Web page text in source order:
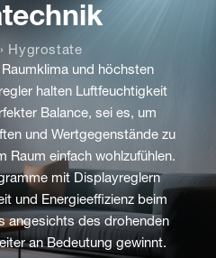
Hygrostate
und höchsten
halten Luftfeuchtigkeit
Balance, sei es, um
und Wertgegenstände zu
Raum einfach wohlzufühlen.
mit Displayreglern
und Energieeffizienz beim
angesichts des drohenden
an Bedeutung gewinnt.